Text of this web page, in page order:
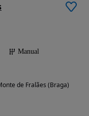
Manual
de Fralães (Braga)